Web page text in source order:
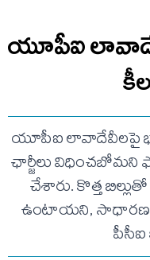
యూపీఐ
యూపీఐ లావాదేవీలపై
ఛార్జీలు విధించబోమని
చేశారు. కొత్త
ఉంటాయని, సాధారణ
పీసీఐ